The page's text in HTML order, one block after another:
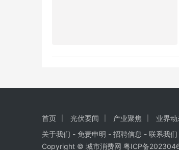
首页 光伏要闻 产业聚焦 业界动
关于我们 - 免责申明 - 招聘信息 - 联系我们
Copyright © 城市消费网 粤ICP备